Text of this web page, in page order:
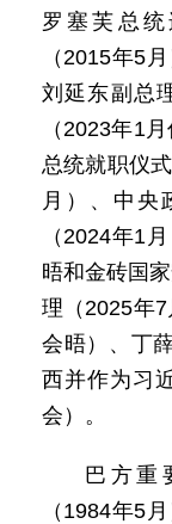
罗塞芙总
（2015年5
刘延东副总
（2023年1
总统就职仪
月）、中央
（2024年1
晤和金砖国
理（2025年
会晤）、丁
西并作为习
会）。
巴方重
（1984年5